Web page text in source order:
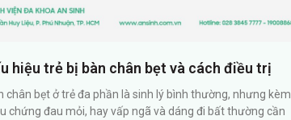
hiệu trẻ bị bàn chân bẹt và cách điều trị
chân bẹt ở trẻ đa phần là sinh lý bình thường, nhưng kèm
chứng đau mỏi, hay vấp ngã và dáng đi bất thường cần